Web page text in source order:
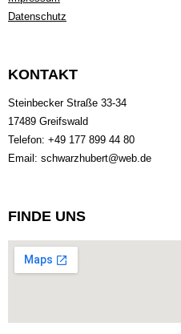
Datenschutz
KONTAKT
Steinbecker Straße 33-34
17489 Greifswald
Telefon: +49 177 899 44 80
Email: schwarzhubert@web.de
FINDE UNS